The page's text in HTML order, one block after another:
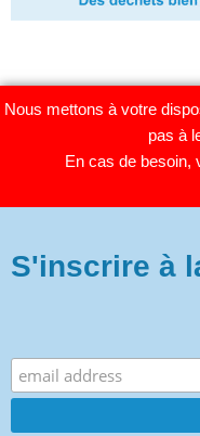
Nous mettons à votre
pas à
En cas de besoin,
S'inscrire à